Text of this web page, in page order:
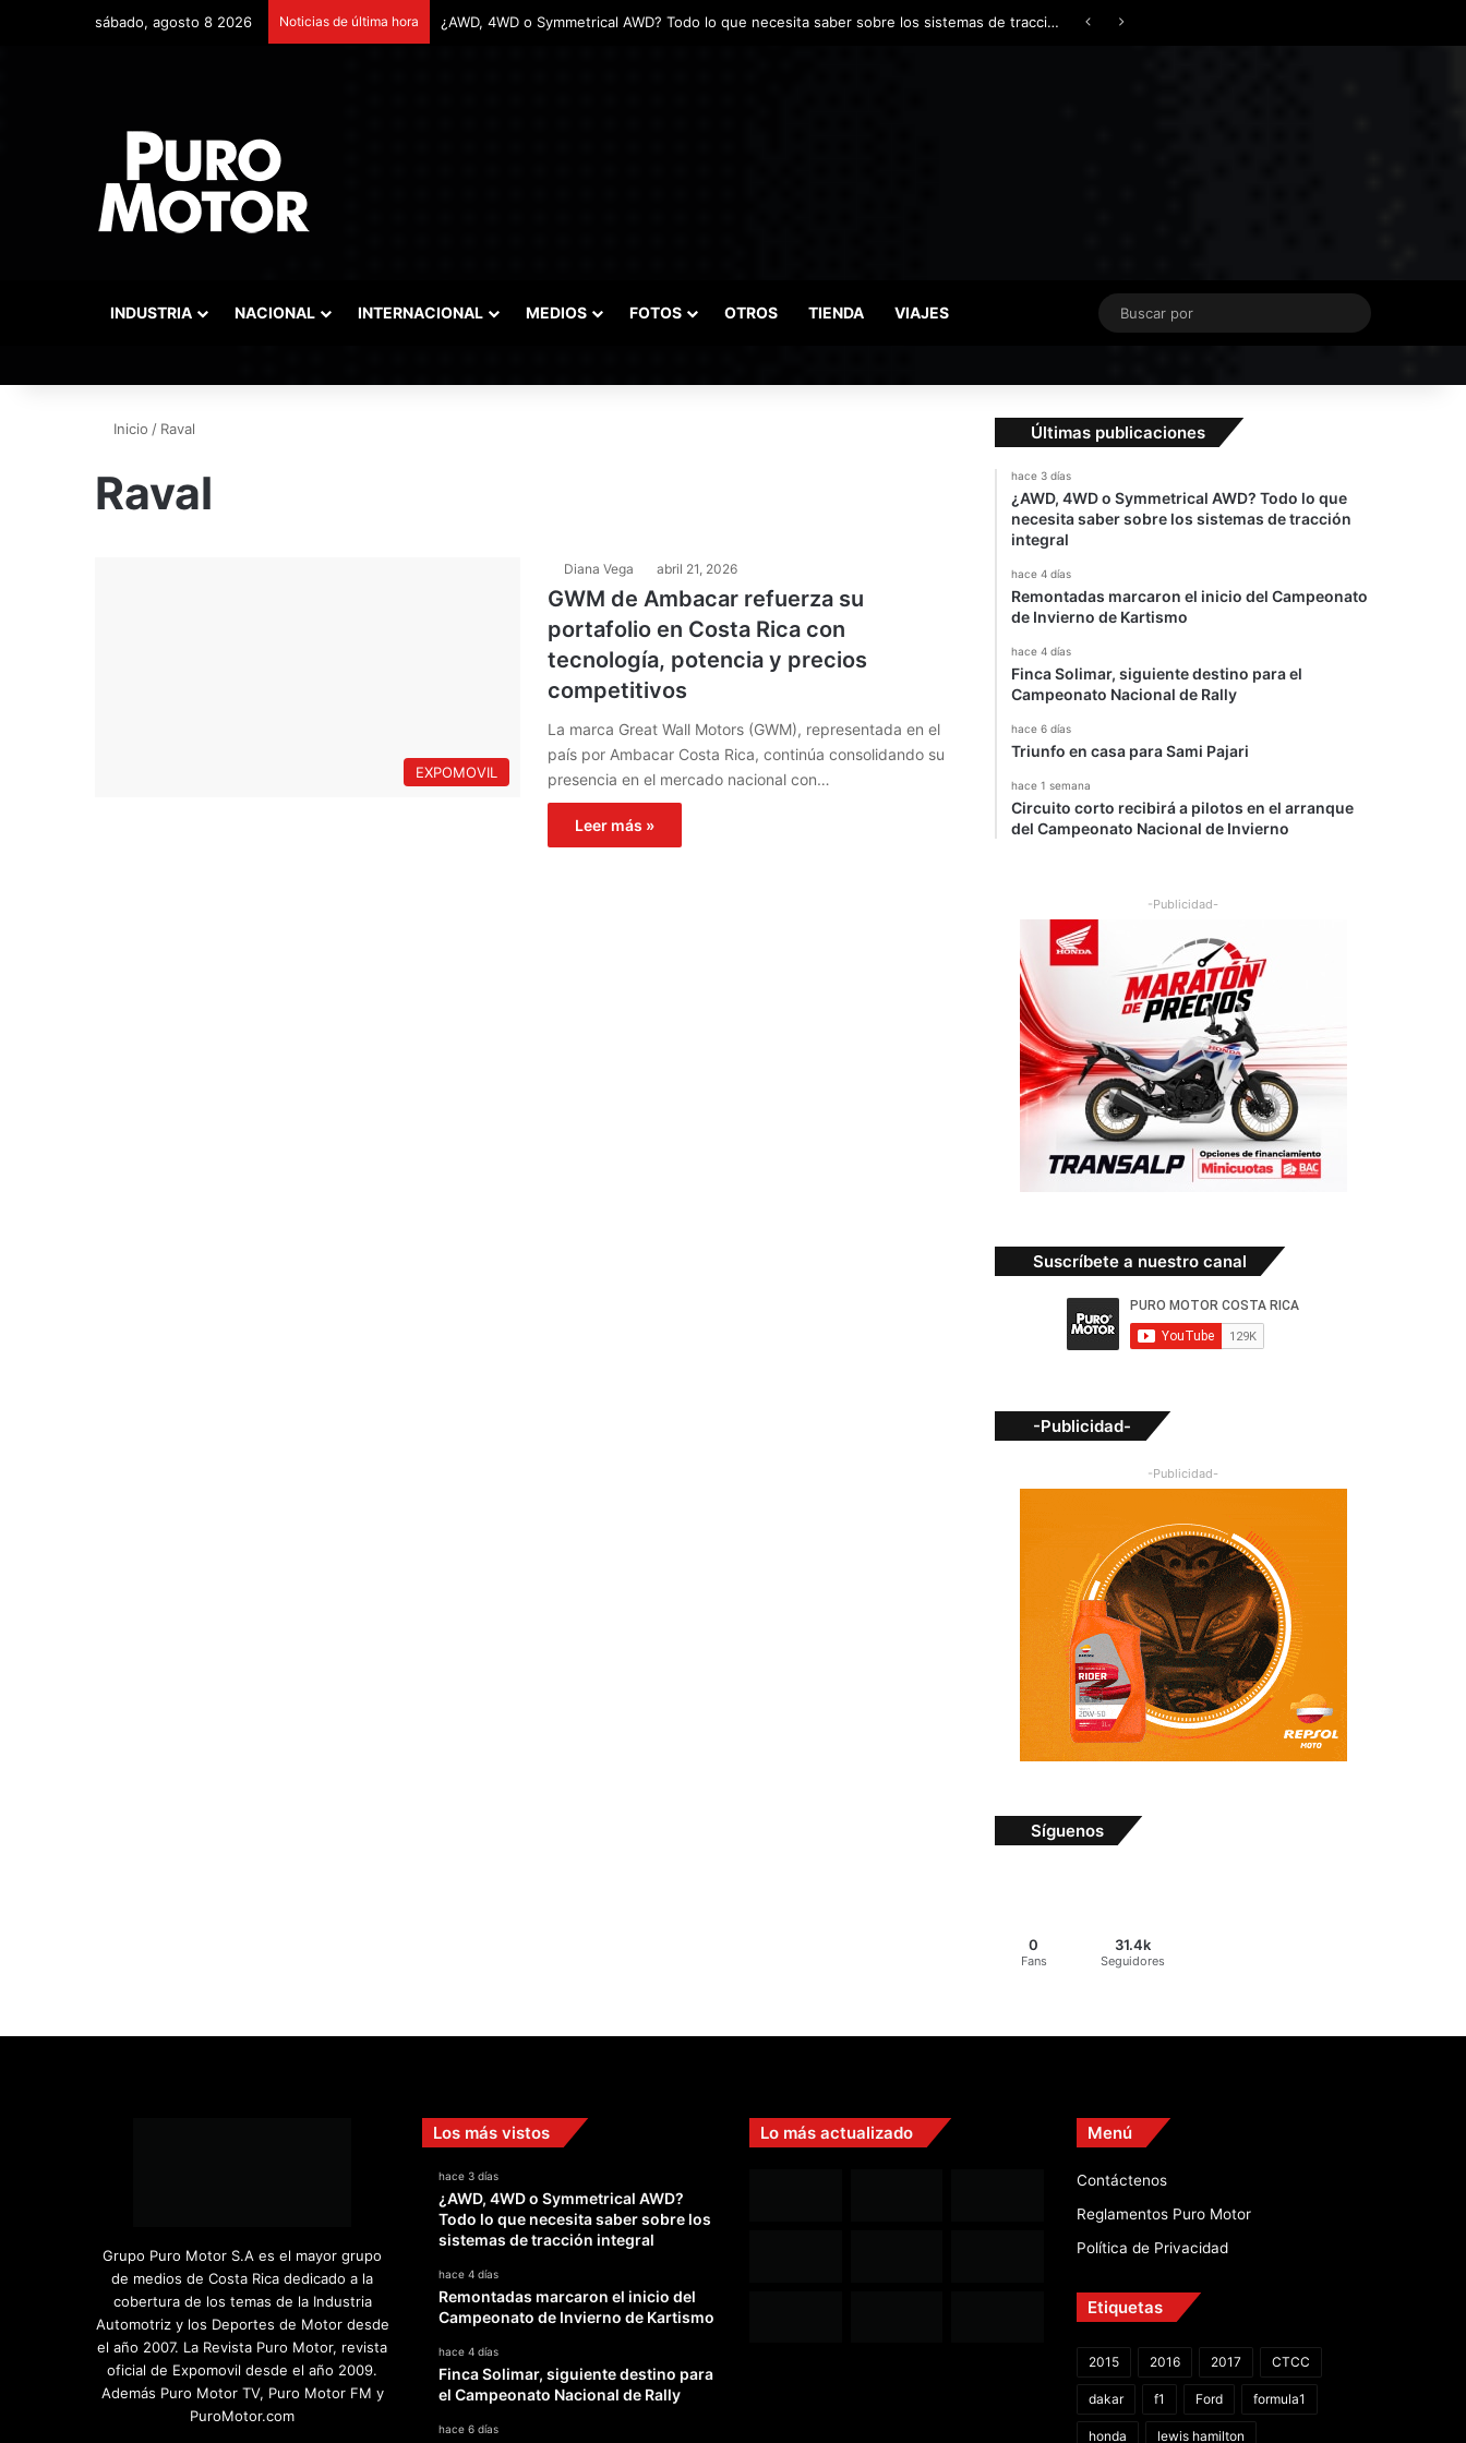
sábado, agosto 8 2026 Noticias de última hora ¿AWD, 4WD o Symmetrical AWD? Todo lo que necesita saber sobre los sistemas de tracción integral
INDUSTRIA NACIONAL INTERNACIONAL MEDIOS FOTOS OTROS TIENDA VIAJES
Buscar
Inicio / Raval
Raval
EXPOMOVIL
Diana Vega abril 21, 2026
GWM de Ambacar refuerza su
portafolio en Costa Rica con
tecnología, potencia y precios
competitivos
La marca Great Wall Motors (GWM), representada en el
país por Ambacar Costa Rica, continúa consolidando su
presencia en el mercado nacional con…
Leer más »
Últimas publicaciones
hace 3 días
¿AWD, 4WD o Symmetrical AWD? Todo lo que
necesita saber sobre los sistemas de tracción
integral
hace 4 días
Remontadas marcaron el inicio del Campeonato
de Invierno de Kartismo
hace 4 días
Finca Solimar, siguiente destino para el
Campeonato Nacional de Rally
hace 6 días
Triunfo en casa para Sami Pajari
hace 1 semana
Circuito corto recibirá a pilotos en el arranque
del Campeonato Nacional de Invierno
-Publicidad-
Suscríbete a nuestro canal
-Publicidad-
-Publicidad-
Síguenos
0
Fans
31.4k
Seguidores
Grupo Puro Motor S.A es el mayor grupo
de medios de Costa Rica dedicado a la
cobertura de los temas de la Industria
Automotriz y los Deportes de Motor desde
el año 2007. La Revista Puro Motor, revista
oficial de Expomovil desde el año 2009.
Además Puro Motor TV, Puro Motor FM y
PuroMotor.com
Los más vistos
hace 3 días
¿AWD, 4WD o Symmetrical AWD?
Todo lo que necesita saber sobre los
sistemas de tracción integral
hace 4 días
Remontadas marcaron el inicio del
Campeonato de Invierno de Kartismo
hace 4 días
Finca Solimar, siguiente destino para
el Campeonato Nacional de Rally
hace 6 días
Lo más actualizado Menú
Contáctenos
Reglamentos Puro Motor
Política de Privacidad
Etiquetas
2015 2016 2017 CTCC
dakar f1 Ford formula1
honda lewis hamilton